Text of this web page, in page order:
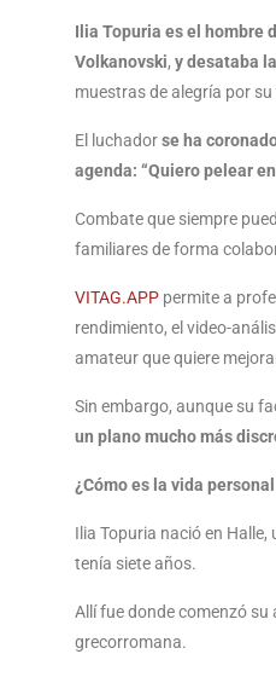
Ilia Topuria es el hombre
Volkanovski, y desataba
muestras de alegría por
El luchadorse ha
agenda: “Quiero pelear
Combate que siempre
familiares de forma
VITAG.APP permite a
rendimiento, el video-
amateur que quiere
Sin embargo, aunque su
un plano mucho más
¿Cómo es la vida
Ilia Topuria nació en
tenía siete años.
Allí fue donde comenzó
grecorromana.